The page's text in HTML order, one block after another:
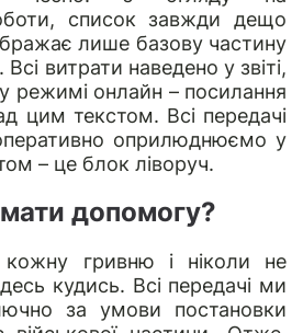
список завжди дещо
лише базову частину
витрати наведено у звіті,
режимі онлайн – посилання
цим текстом. Всі передачі
оприлюднюємо у
– це блок ліворуч.
допомогу?
гривню і ніколи не
кудись. Всі передачі ми
за умови постановки